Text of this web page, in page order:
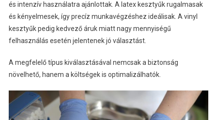
és intenzív használatra ajánlottak. A latex kesztyűk rugalmasak
és kényelmesek, így precíz munkavégzéshez ideálisak. A vinyl
kesztyűk pedig kedvező áruk miatt nagy mennyiségű
felhasználás esetén jelentenek jó választást.
A megfelelő típus kiválasztásával nemcsak a biztonság
növelhető, hanem a költségek is optimalizálhatók.